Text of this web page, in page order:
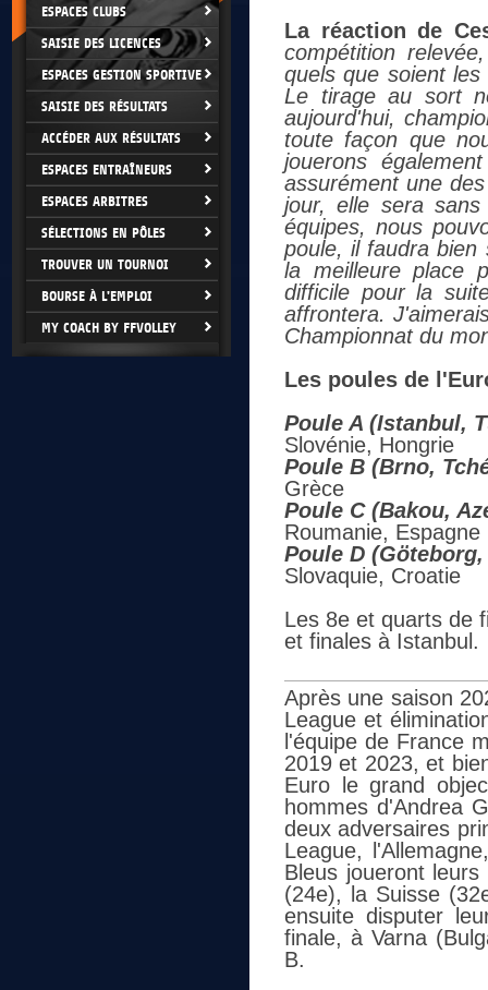
ESPACES CLUBS
SAISIE DES LICENCES
ESPACES GESTION SPORTIVE
SAISIE DES RÉSULTATS
ACCÉDER AUX RÉSULTATS
ESPACES ENTRAÎNEURS
ESPACES ARBITRES
SÉLECTIONS EN PÔLES
TROUVER UN TOURNOI
BOURSE À L'EMPLOI
MY COACH BY FFVOLLEY
La réaction de
compétition
quels que soient
Le tirage au sort
aujourd'hui,
toute façon que
jouerons
assurément une
jour, elle sera
équipes, nous
poule, il faudra
la meilleure place
difficile pour la
affrontera.
Championnat du
Les poules de
Poule A (Istanbul,
Slovénie, Hongrie
Poule B (Brno,
Grèce
Poule C (Bakou,
Roumanie, Espagne
Poule D
Slovaquie, Croatie
Les 8e et quarts de
et finales à Istanbul.
Après une saison
League et
l'équipe de France
2019 et 2023, et
Euro le grand
hommes d'Andrea
deux adversaires
League,
Bleus joueront
(24e), la Suisse
ensuite disputer
finale, à Varna
B.